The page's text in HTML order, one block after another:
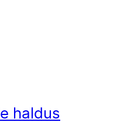
haldus